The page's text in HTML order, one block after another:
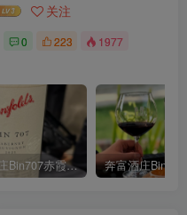
关注
0 223 1977
奔富酒庄Bin707赤霞珠红葡萄酒Penfolds Bin 707 Cabernet Sauvignon 2021